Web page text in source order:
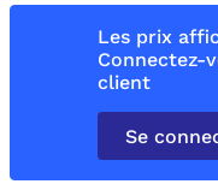
Les prix
Connectez-
client
Se